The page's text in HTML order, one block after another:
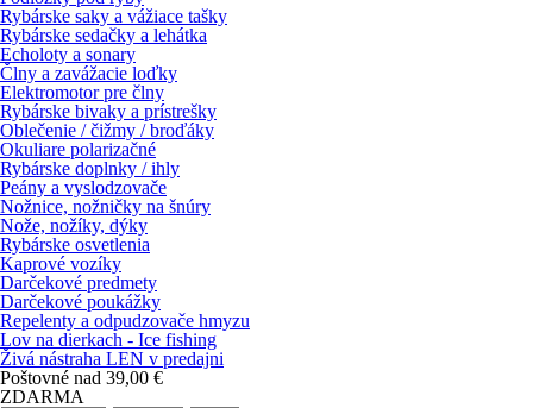
Rybárske saky a vážiace tašky
Rybárske sedačky a lehátka
Echoloty a sonary
Člny a zavážacie loďky
Elektromotor pre člny
Rybárske bivaky a prístrešky
Oblečenie / čižmy / broďáky
Okuliare polarizačné
Rybárske doplnky / ihly
Peány a vyslodzovače
Nožnice, nožničky na šnúry
Nože, nožíky, dýky
Rybárske osvetlenia
Kaprové vozíky
Darčekové predmety
Darčekové poukážky
Repelenty a odpudzovače hmyzu
Lov na dierkach - Ice fishing
Živá nástraha LEN v predajni
Poštovné nad 39,00 €
ZDARMA